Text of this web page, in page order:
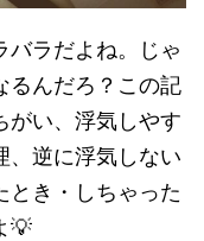
バラだよね。じゃ
るんだろ？この記
がい、浮気しやす
、逆に浮気しない
とき・しちゃった
💡